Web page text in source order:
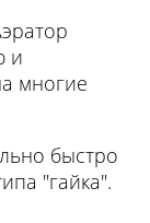
и
многие
быстро
"гайка".